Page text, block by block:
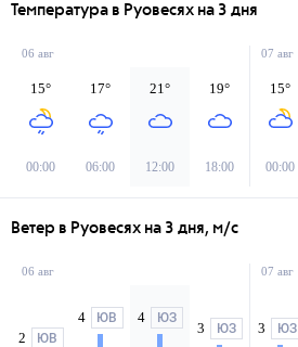
Температура в Руовесях на 3 дня
06 авг
15°
00:00
17°
06:00
21°
12:00
19°
18:00
07 авг
15°
00:00
Ветер в Руовесях на 3 дня, м/с
06 авг
2 ЮВ
4 ЮВ 4 ЮЗ
3 ЮЗ
07 авг
3 ЮЗ